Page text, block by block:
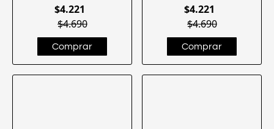
$4.221
$4.690
$4.221
$4.690